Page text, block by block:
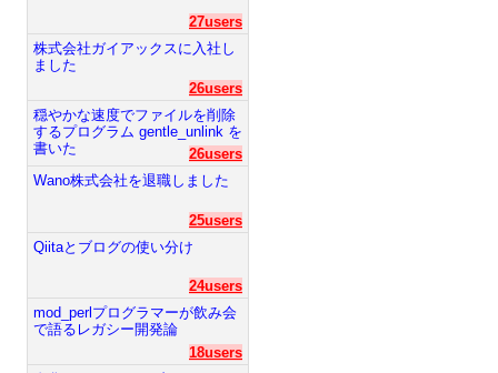
27users
株式会社ガイアックスに入社し
ました
26users
穏やかな速度でファイルを削除
するプログラム gentle_unlink を
書いた
26users
Wano株式会社を退職しました
25users
Qiitaとブログの使い分け
24users
mod_perlプログラマーが飲み会
で語るレガシー開発論
18users